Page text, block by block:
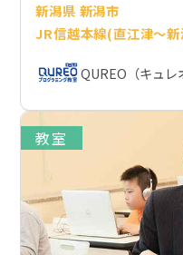
新潟県 新潟市
JR信越本線(直江津～
QUREO（キュレ
教室